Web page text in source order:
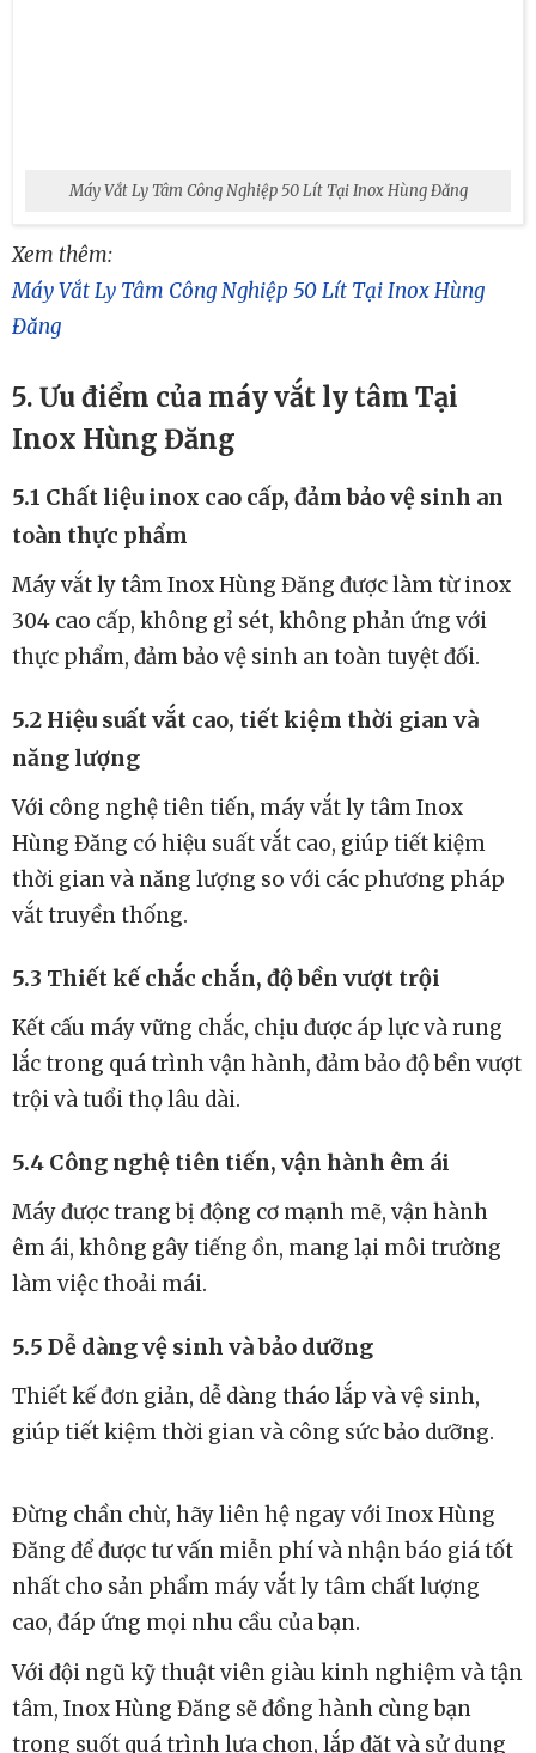
Máy Vắt Ly Tâm Công Nghiệp 50 Lít Tại Inox Hùng Đăng
Xem thêm:
Máy Vắt Ly Tâm Công Nghiệp 50 Lít Tại Inox Hùng
Đăng
5. Ưu điểm của máy vắt ly tâm Tại
Inox Hùng Đăng
toàn thực phẩm
Máy vắt ly tâm Inox Hùng Đăng được làm từ inox
304 cao cấp, không gỉ sét, không phản ứng với
thực phẩm, đảm bảo vệ sinh an toàn tuyệt đối.
5.2 Hiệu suất vắt cao, tiết kiệm thời gian và
Với công nghệ tiên tiến, máy vắt ly tâm Inox
Hùng Đăng có hiệu suất vắt cao, giúp tiết kiệm
thời gian và năng lượng so với các phương pháp
vắt truyền thống.
5.3 Thiết kế chắc chắn, độ bền vượt trội
Kết cấu máy vững chắc, chịu được áp lực và rung
lắc trong quá trình vận hành, đảm bảo độ bền vượt
trội và tuổi thọ lâu dài.
5.4 Công nghệ tiên tiến, vận hành êm ái
Máy được trang bị động cơ mạnh mẽ, vận hành
êm ái, không gây tiếng ồn, mang lại môi trường
5.5 Dễ dàng vệ sinh và bảo dưỡng
Thiết kế đơn giản, dễ dàng tháo lắp và vệ sinh,
giúp tiết kiệm thời gian và công sức bảo dưỡng.
Đừng chần chừ, hãy liên hệ ngay với Inox Hùng
Đăng để được tư vấn miễn phí và nhận báo giá tốt